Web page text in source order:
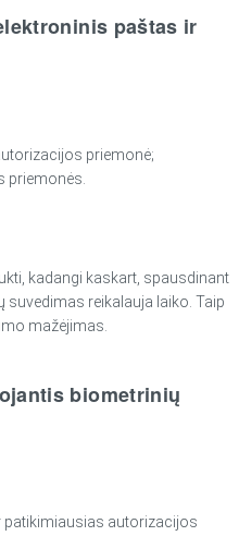
paštas ir
priemonė;
priemonės.
kadangi kaskart, spausdinant
suvedimas reikalauja laiko. Taip
mažėjimas.
biometrinių
patikimiausias autorizacijos